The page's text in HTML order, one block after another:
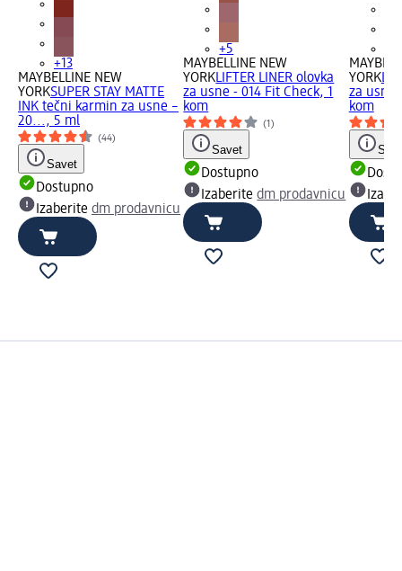
+13
MAYBELLINE NEW
YORKSUPER STAY MATTE
INK tečni karmin za usne –
20..., 5 ml
(44)
Savet
Dostupno
Izaberite dm prodavnicu
+5
MAYBELLINE NEW
YORKLIFTER LINER olovka
za usne - 014 Fit Check, 1
kom
(1)
Savet
Dostupno
Izaberitedm prodavnicu
YORK
za usne
kom